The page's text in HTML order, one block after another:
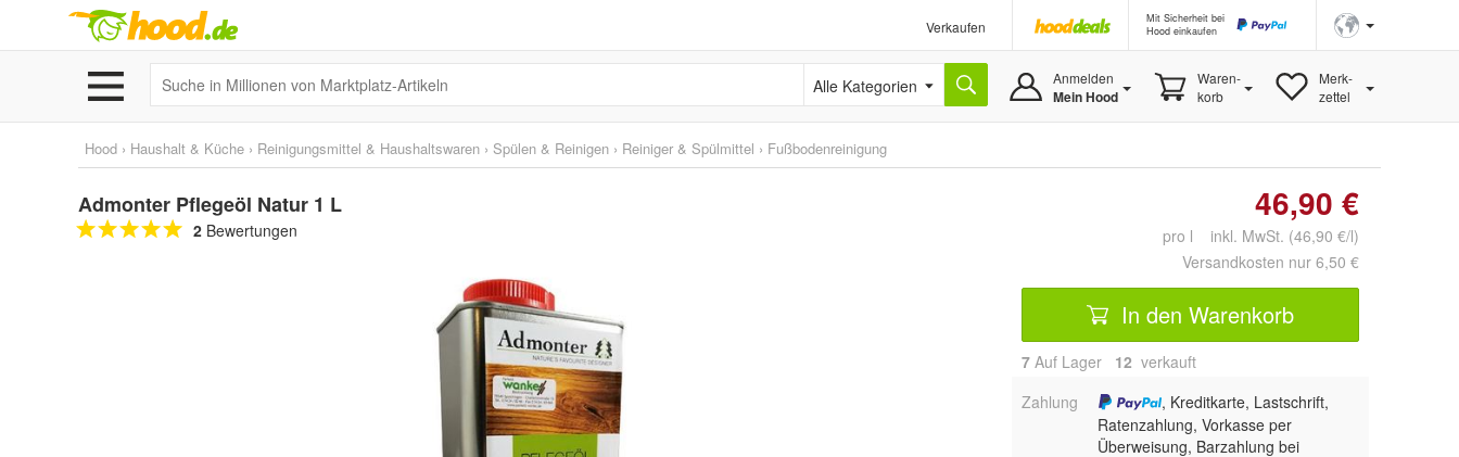
Verkaufen
Mit Sicherheit bei
Hood einkaufen
Alle Kategorien Anmelden
Mein Hood
Waren-
korb
Merk-
zettel
Hood › Haushalt & Küche › Reinigungsmittel & Haushaltswaren › Spülen & Reinigen › Reiniger & Spülmittel › Fußbodenreinigung
Admonter Pflegeöl Natur 1 L
2 Bewertungen
46,90 €
pro l inkl. MwSt. (46,90 €/l)
Versandkosten nur 6,50 €
In den Warenkorb
7 Auf Lager 12 verkauft
Zahlung
, Kreditkarte, Lastschrift,
Ratenzahlung, Vorkasse per
Überweisung, Barzahlung bei